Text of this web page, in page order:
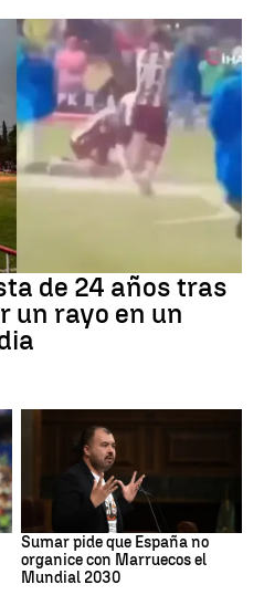
de 24 años tras
un rayo en un
Sumar pide que España no
organice con Marruecos el
Mundial 2030